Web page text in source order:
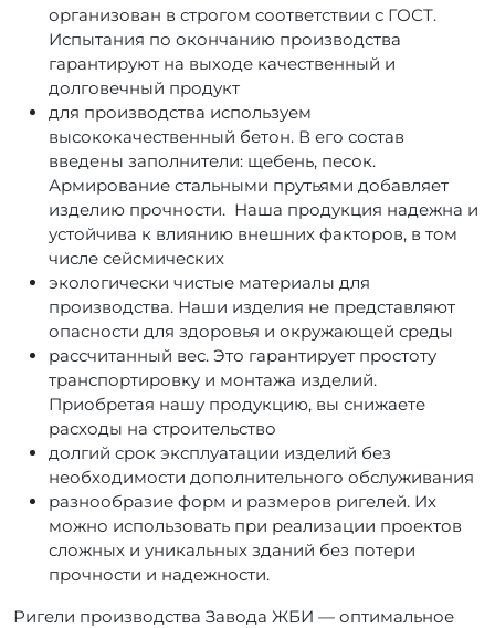
организован в строгом соответствии с ГОСТ.
Испытания по окончанию производства
гарантируют на выходе качественный и
долговечный продукт
для производства используем
высококачественный бетон. В его состав
введены заполнители: щебень, песок.
Армирование стальными прутьями добавляет
изделию прочности. Наша продукция надежна и
устойчива к влиянию внешних факторов, в том
числе сейсмических
экологически чистые материалы для
производства. Наши изделия не представляют
опасности для здоровья и окружающей среды
рассчитанный вес. Это гарантирует простоту
транспортировку и монтажа изделий.
Приобретая нашу продукцию, вы снижаете
расходы на строительство
долгий срок эксплуатации изделий без
необходимости дополнительного обслуживания
разнообразие форм и размеров ригелей. Их
можно использовать при реализации проектов
сложных и уникальных зданий без потери
прочности и надежности.
Ригели производства Завода ЖБИ — оптимальное